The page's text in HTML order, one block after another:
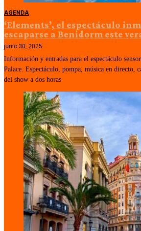
AGENDA
‘Elements’, el espectáculo
escaparse a Benidorm este
junio 30, 2025
Información y entradas para el espectáculo
Palace. Espectáculo, pompa, música en directo,
del show a dos horas